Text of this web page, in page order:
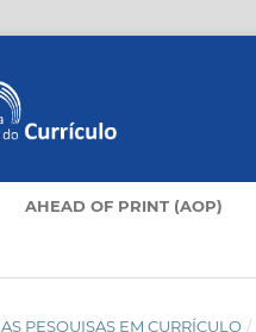
AHEAD OF PRINT (AOP)
PESQUISAS EM CURRÍCULO /